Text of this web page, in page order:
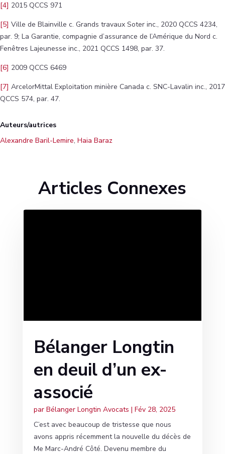
[4] 2015 QCCS 971
[5] Ville de Blainville c. Grands travaux Soter inc., 2020 QCCS 4234,
par. 9; La Garantie, compagnie d’assurance de l’Amérique du Nord c.
Fenêtres Lajeunesse inc., 2021 QCCS 1498, par. 37.
[6] 2009 QCCS 6469
[7] ArcelorMittal Exploitation minière Canada c. SNC-Lavalin inc., 2017
QCCS 574, par. 47.
Auteurs/autrices
Alexandre Baril-Lemire, Haia Baraz
Articles Connexes
Bélanger Longtin
en deuil d’un ex-
associé
par Bélanger Longtin Avocats | Fév 28, 2025
C’est avec beaucoup de tristesse que nous
avons appris récemment la nouvelle du décès de
Me Marc-André Côté. Devenu membre du